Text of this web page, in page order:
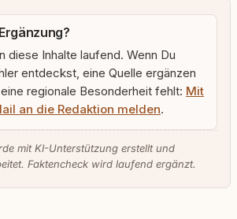
diese Inhalte laufend. Wenn Du
entdeckst, eine Quelle ergänzen
regionale Besonderheit fehlt: Mit
an die Redaktion melden.
mit KI-Unterstützung erstellt und
Faktencheck wird laufend ergänzt.